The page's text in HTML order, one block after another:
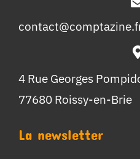
4 Rue Georges
77680 Roissy-en-Brie
La newsletter